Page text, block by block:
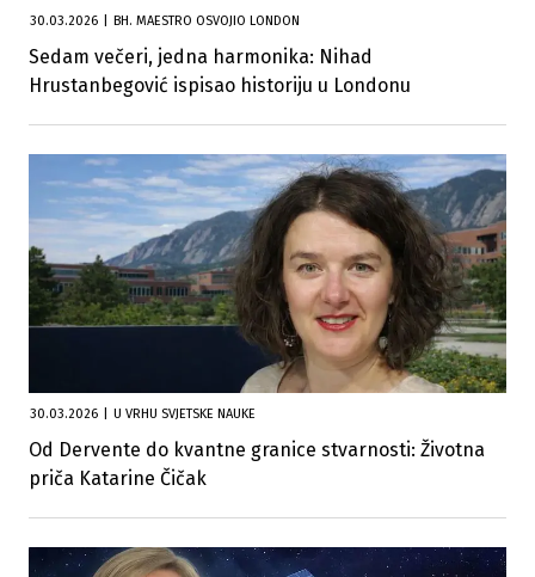
30.03.2026 BH. MAESTRO OSVOJIO LONDON
Sedam večeri, jedna harmonika: Nihad
Hrustanbegović ispisao historiju u Londonu
30.03.2026 U VRHU SVJETSKE NAUKE
Od Dervente do kvantne granice stvarnosti: Životna
priča Katarine Čičak